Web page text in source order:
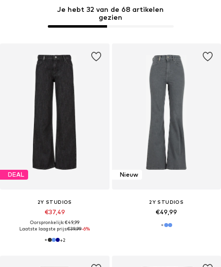
Je hebt 32 van de 68 artikelen
gezien
DEAL
2Y STUDIOS
€37,49
Oorspronkelijk: €49,99
Laatste laagste prijs:€39,99-6%
+2
Nieuw
2Y STUDIOS
€49,99